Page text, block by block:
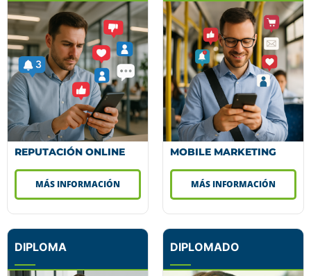
REPUTACIÓN ONLINE
MÁS INFORMACIÓN
MOBILE MARKETING
MÁS INFORMACIÓN
DIPLOMA DIPLOMADO